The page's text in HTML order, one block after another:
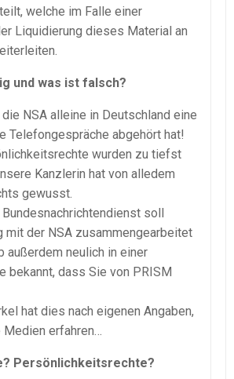
welche im Falle einer
Liquidierung dieses Material an
und was ist falsch?
NSA alleine in Deutschland eine
Telefongespräche abgehört hat!
wurden zu tiefst
Kanzlerin hat von alledem
gewusst.
soll
mit der NSA zusammengearbeitet
außerdem neulich in einer
bekannt, dass Sie von PRISM
hat dies nach eigenen Angaben,
erfahren…
Persönlichkeitsrechte?